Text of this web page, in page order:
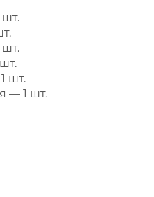
шт.
— 1 шт.